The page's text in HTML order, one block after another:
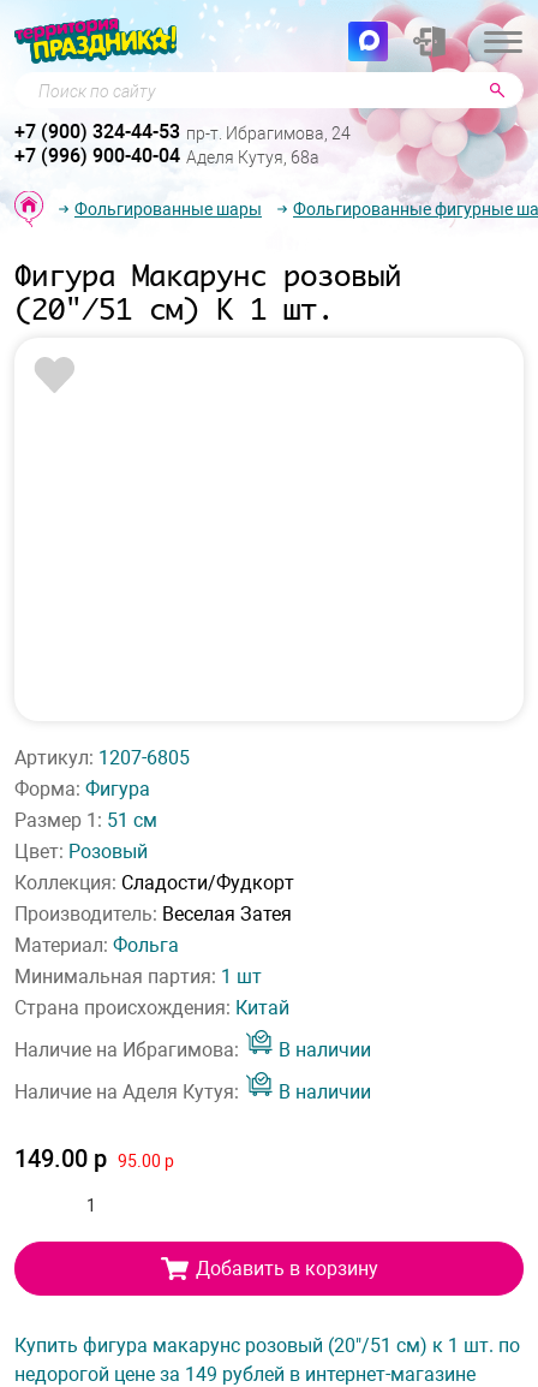
Поиск по сайту
+7 (900) 324-44-53 пр-т. Ибрагимова, 24
+7 (996) 900-40-04 Аделя Кутуя, 68а
Фольгированные шары Фольгированные фигурные
Фигура Макарунс розовый
(20"/51 см) К 1 шт.
Артикул: 1207-6805
Форма: Фигура
Размер 1: 51 см
Цвет: Розовый
Коллекция: Сладости/Фудкорт
Производитель: Веселая Затея
Материал: Фольга
Минимальная партия: 1 шт
Страна происхождения: Китай
Наличие на Ибрагимова:
В наличии
Наличие на Аделя Кутуя:
В наличии
149.00 р 95.00 р
Добавить в корзину
Купить фигура макарунс розовый (20"/51 см) к 1 шт. по
недорогой цене за 149 рублей в интернет-магазине